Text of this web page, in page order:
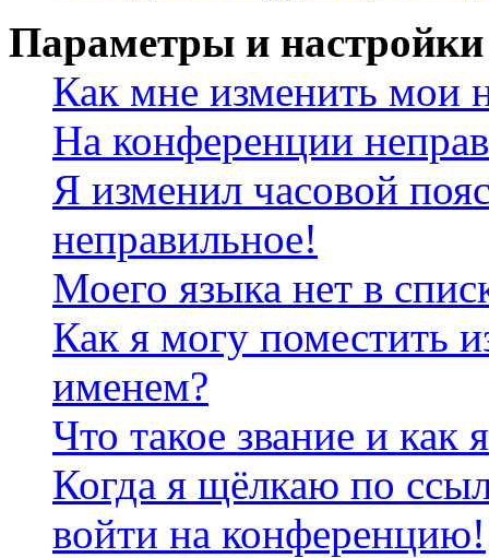
Параметры и настройки
Как мне изменить мои
На конференции
Я изменил часовой
неправильное!
Моего языка нет в
Как я могу поместить
именем?
Что такое звание и как
Когда я щёлкаю по
войти на конференцию!